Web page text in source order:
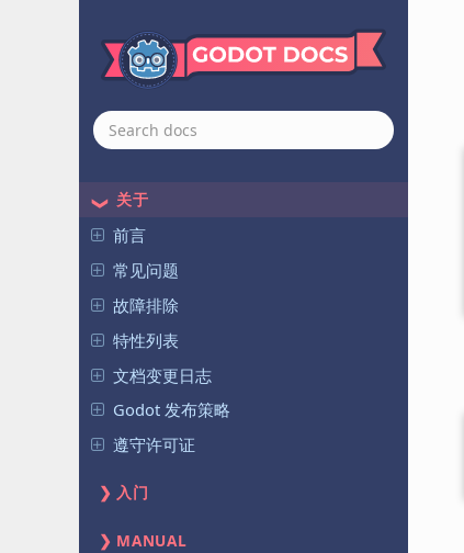
关于
前言
常见问题
故障排除
特性列表
文档变更日志
Godot 发布策略
遵守许可证
入门
MANUAL